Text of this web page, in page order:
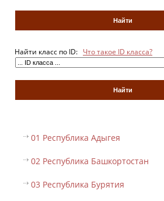
Найти класс по ID: Что такое ID класса?
01 Республика Адыгея
02 Республика Башкортостан
03 Республика Бурятия